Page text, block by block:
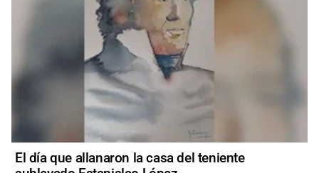
El día que allanaron la casa del teniente